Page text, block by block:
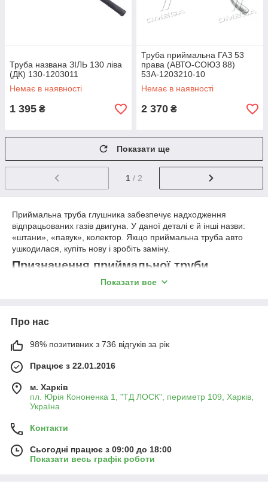
Труба названа ЗІЛЬ 130 ліва
(ДК) 130-1203011
Немає в наявності
1 395 ₴
Труба приймальна ГАЗ 53
права (АВТО-СОЮЗ 88)
53А-1203210-10
Немає в наявності
2 370 ₴
Показати ще
1 / 2
Приймальна труба глушника забезпечує надходження
відпрацьованих газів двигуна. У даної деталі є й інші назви:
«штани», «павук», колектор. Якщо приймальна труба авто
ушкодилася, купіть нову і зробіть заміну.
Призначення приймальної труби
Колекторна труба — це сполучені один з одним труби, які
Приймальна труба бере участь у відбитті імпульсів і
згоряння звільнитися від відпрацьованих газів.
Правильна конструкція дозволяє збільшити продуктивність
мотора. При цьому приймальна труба глушника є частиною
вихлопної системи, тому без належної роботи інших
компонентів не може бути ефективною.
Коли потрібно міняти колектор
Часто поломка
виникає через
зношування
Показати все
Про нас
98% позитивних з 736 відгуків за рік
Працює з 22.01.2016
м. Харків
пл. Юрія Кононенка 1, "ТД ЛОСК", периметр 109, Харків,
Україна
Контакти
Сьогодні працює з 09:00 до 18:00
Показати весь графік роботи